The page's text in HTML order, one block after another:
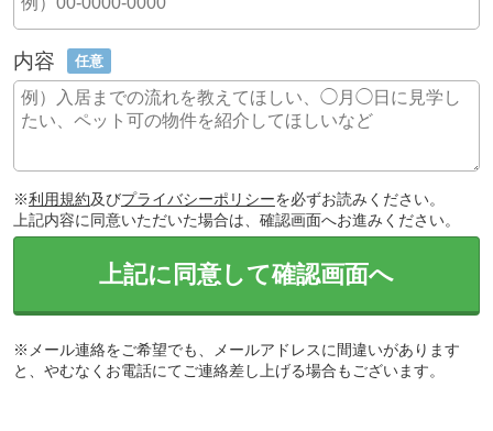
内容 任意
※利用規約及びプライバシーポリシーを必ずお読みください。
上記内容に同意いただいた場合は、確認画面へお進みください。
上記に同意して確認画面へ
※メール連絡をご希望でも、メールアドレスに間違いがあります
と、やむなくお電話にてご連絡差し上げる場合もございます。